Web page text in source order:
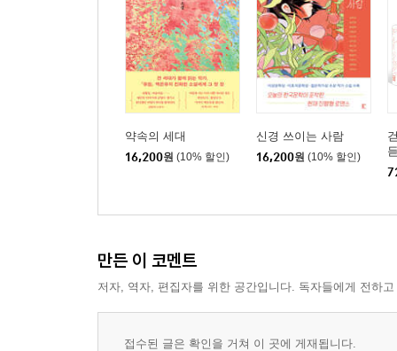
약속의 세대
16,200원 (10% 할인)
신경 쓰이는 사람
16,200원 (10% 할인)
만든 이 코멘트
저자, 역자, 편집자를 위한 공간입니다. 독자들에게 전하
접수된 글은 확인을 거쳐 이 곳에 게재됩니다.